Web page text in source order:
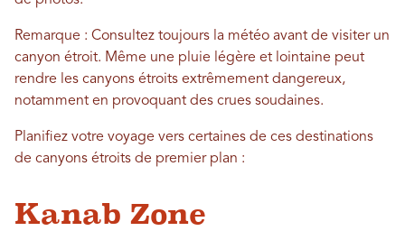
Remarque : Consultez toujours la météo avant de visiter un
canyon étroit. Même une pluie légère et lointaine peut
rendre les canyons étroits extrêmement dangereux,
notamment en provoquant des crues soudaines.
Planifiez votre voyage vers certaines de ces destinations
de canyons étroits de premier plan :
Kanab Zone